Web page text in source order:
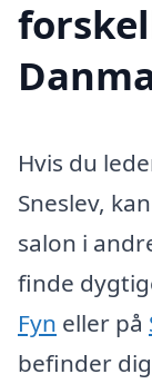
Hvis du
Sneslev,
salon i
finde
Fyn eller på
befinder